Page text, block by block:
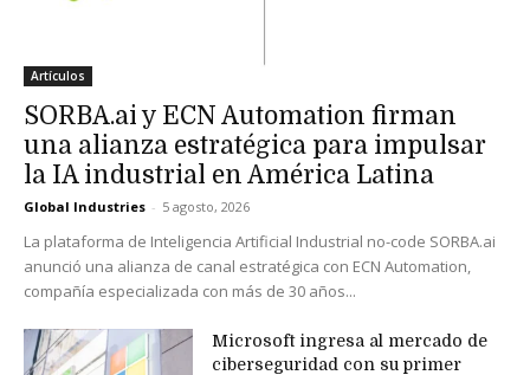
Artículos
SORBA.ai y ECN Automation firman
una alianza estratégica para impulsar
la IA industrial en América Latina
Global Industries - 5 agosto, 2026
La plataforma de Inteligencia Artificial Industrial no-code SORBA.ai
anunció una alianza de canal estratégica con ECN Automation,
compañía especializada con más de 30 años...
Microsoft ingresa al mercado de
ciberseguridad con su primer